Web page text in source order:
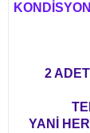
2
YANİ